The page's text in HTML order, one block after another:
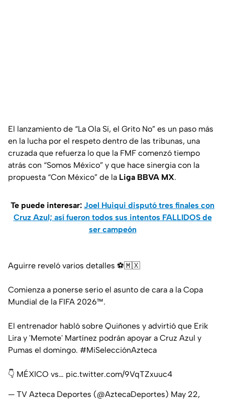
El lanzamiento de “La Ola Sí, el Grito No” es un paso más
en la lucha por el respeto dentro de las tribunas, una
cruzada que refuerza lo que la FMF comenzó tiempo
atrás con “Somos México” y que hace sinergia con la
propuesta “Con México” de la Liga BBVA MX.
Te puede interesar: Joel Huiqui disputó tres finales con
Cruz Azul; así fueron todos sus intentos FALLIDOS de
ser campeón
Aguirre reveló varios detalles ⚽🇲🇽
Comienza a ponerse serio el asunto de cara a la Copa
Mundial de la FIFA 2026™️.
El entrenador habló sobre Quiñones y advirtió que Erik
Lira y 'Memote' Martínez podrán apoyar a Cruz Azul y
Pumas el domingo. #MiSelecciónAzteca
👇 MÉXICO vs… pic.twitter.com/9VqTZxuuc4
— TV Azteca Deportes (@AztecaDeportes) May 22,